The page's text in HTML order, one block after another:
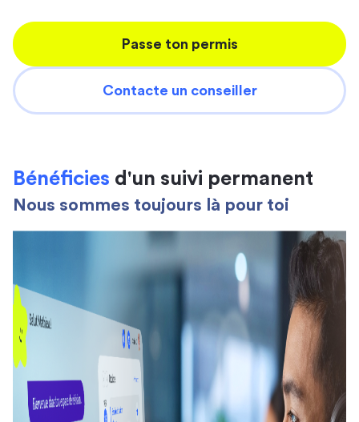
Passe ton permis
Contacte un conseiller
Bénéficies d'un suivi permanent
Nous sommes toujours là pour toi